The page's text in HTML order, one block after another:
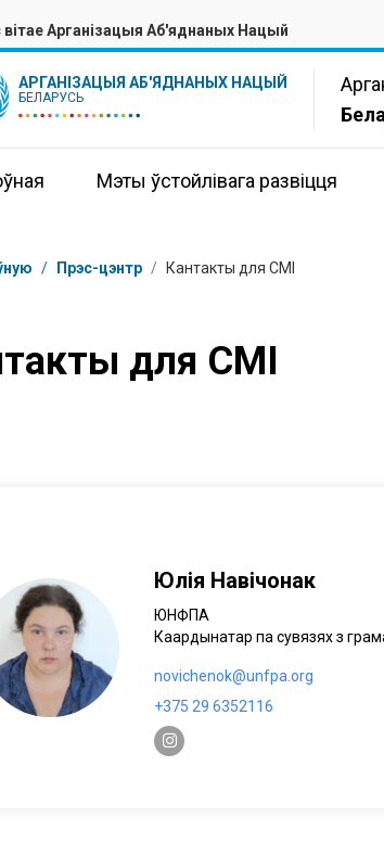
вітае Арганізацыя Аб'яднаных Нацый
АРГАНІЗАЦЫЯ АБ'ЯДНАНЫХ НАЦЫЙ
БЕЛАРУСЬ
Мэты ўстойлівага развіцця
/ Прэс-цэнтр / Кантакты для СМІ
для СМІ
Юлія Навічонак
ЮНФПА
Каардынатар па сувязях з
novichenok@unfpa.org
+375 29 6352116
instagram